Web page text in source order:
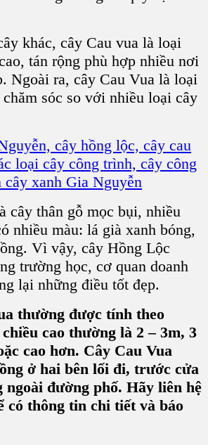
khác, cây Cau vua là loại
tán rộng phù hợp nhiều nơi
Ngoài ra, cây Cau Vua là loại
sóc so với nhiều loại cây
cây thân gỗ mọc bụi, nhiều
nhiều màu: lá già xanh bóng,
Vì vậy, cây Hồng Lộc
trường học, cơ quan doanh
lại những điều tốt đẹp.
thường được tính theo
cao thường là 2 – 3m, 3
cao hơn. Cây Cau Vua
ở hai bên lối đi, trước cửa
ngoài đường phố. Hãy liên hệ
có thông tin chi tiết và báo